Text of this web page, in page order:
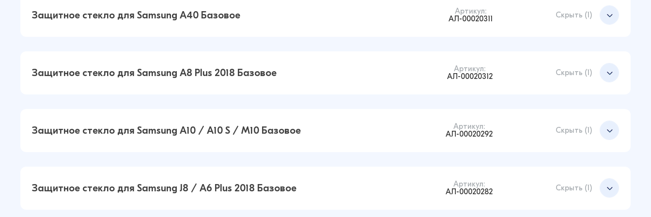
A750 Базовое (Черный)
Добавить в корзину
Защитное стекло для Samsung A40 Базовое
Артикул:
АЛ-00020311
Скрыть (1)
Базовое (Черный)
12 ₽ Добавить в корзину
Защитное стекло для Samsung A8 Plus 2018 Базовое
Артикул:
АЛ-00020312
Скрыть (1)
2018 Базовое (Черный)
12 ₽ 16 ₽ Добавить в корзину
Защитное стекло для Samsung A10 / A10 S / M10 Базовое
Артикул:
АЛ-00020292
Скрыть (1)
S / M10 Базовое (Черный)
14 ₽16 ₽ Добавить в корзину
Защитное стекло для Samsung J8 / A6 Plus 2018 Базовое
Артикул:
АЛ-00020282
Скрыть (1)